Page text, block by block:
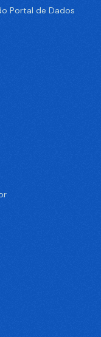
Portal de Dados